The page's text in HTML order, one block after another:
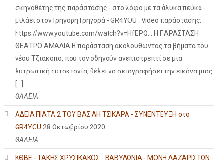
σκηνοθέτης της παράστασης - στο λόφο με τα άλυκα πεύκα -
μιλάει στον Γρηγόρη Γρηγορά - GR4YOU . Video παράστασης:
https://www.youtube.com/watch?v=HfEPQ... Η ΠΑΡΑΣΤΑΣΗ
ΘΕΑΤΡΟ ΑΜΑΛΙΑ Η παράσταση ακολουθώντας τα βήματα του
νέου Τζιάκοπο, που τον οδηγούν ανεπιστρεπτί σε μια
λυτρωτική αυτοκτονία, θέλει να σκιαγραφήσει την εικόνα μιας
ΘΑΛΕΙΑ
ΑΔΕΙΑ ΠΙΑΤΑ 2 ΤΟΥ ΒΑΣΙΛΗ ΤΣΙΚΑΡΑ - ΣΥΝΕΝΤΕΥΞΗ στο
GR4YOU 28 Οκτωβρίου 2020
ΘΑΛΕΙΑ
ΚΘΒΕ - ΤΑΚΗΣ ΧΡΥΣΙΚΑΚΟΣ - ΒΑΒΥΛΩΝΙΑ - ΜΟΝΗ ΛΑΖΑΡΙΣΤΩΝ -